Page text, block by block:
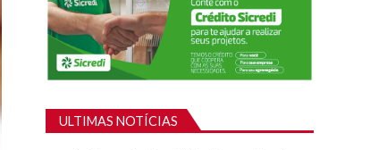
ULTIMAS NOTÍCIAS